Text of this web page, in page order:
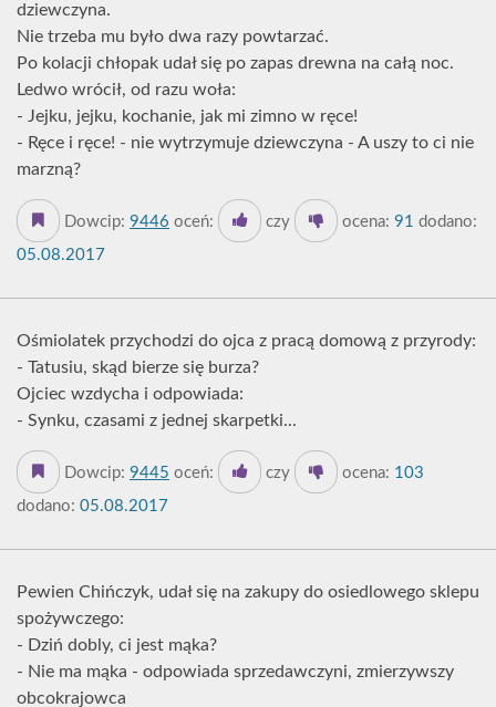
dziewczyna.
Nie trzeba mu było dwa razy powtarzać.
Po kolacji chłopak udał się po zapas drewna na całą noc.
Ledwo wrócił, od razu woła:
- Jejku, jejku, kochanie, jak mi zimno w ręce!
- Ręce i ręce! - nie wytrzymuje dziewczyna - A uszy to ci nie
marzną?
Dowcip: 9446 oceń: czy ocena: 91 dodano:
05.08.2017
Ośmiolatek przychodzi do ojca z pracą domową z przyrody:
- Tatusiu, skąd bierze się burza?
Ojciec wzdycha i odpowiada:
- Synku, czasami z jednej skarpetki...
Dowcip: 9445 oceń: czy ocena: 103
dodano: 05.08.2017
Pewien Chińczyk, udał się na zakupy do osiedlowego sklepu
spożywczego:
- Dziń dobly, ci jest mąka?
- Nie ma mąka - odpowiada sprzedawczyni, zmierzywszy
obcokrajowca